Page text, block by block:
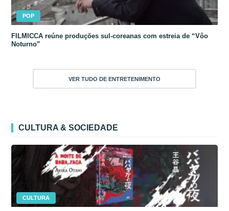
POP
FILMICCA reúne produções sul-coreanas com estreia de “Vôo
Noturno”
VER TUDO DE ENTRETENIMENTO
CULTURA & SOCIEDADE
CULTURA